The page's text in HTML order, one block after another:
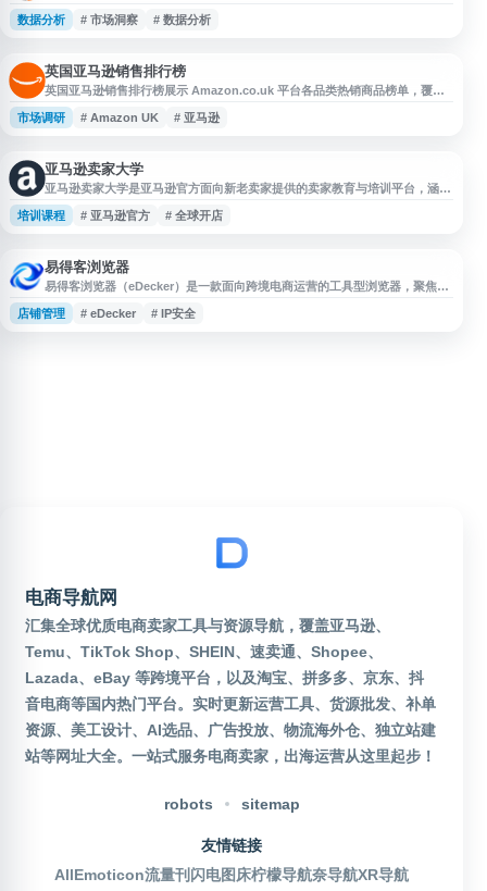
工具，主要用于市场洞察、类目趋势判断、商品机会筛选和运营复盘。它适合
国内电商、跨境电商、店群卖家及精细化运营团队，在选品、测款、补货、砍
资源。
数据分析 # 市场洞察 # 数据分析
英国亚马逊销售排行榜
英国亚马逊销售排行榜展示 Amazon.co.uk 平台各品类热销商品榜单，覆盖
图书、电子产品、家居、服饰、美妆、玩具等多个类别。用户可通过该页面查
看英国站实时或定期更新的畅销商品排名，了解热门产品、消费趋势和市场需
市场调研 # Amazon UK # 亚马逊
亚马逊卖家大学
亚马逊卖家大学是亚马逊官方面向新老卖家提供的卖家教育与培训平台，涵盖
卖家百科、官方直播、官方讲堂及亚太区卖家培训中心等内容。平台围绕亚马
逊全球开店、店铺运营、选品、物流、广告、合规等卖家全生命周期主题，提
培训课程 # 亚马逊官方 # 全球开店
易得客浏览器
易得客浏览器（eDecker）是一款面向跨境电商运营的工具型浏览器，聚焦多
平台店铺管理、IP安全、选品分析、爆款挖掘、Listing关键词优化等场景。
网站内容涵盖亚马逊、独立站、供应链、ERP、收款、VAT、物流、FBA、海
店铺管理 # eDecker # IP安全
电商导航网
汇集全球优质电商卖家工具与资源导航，覆盖亚马逊、
Temu、TikTok Shop、SHEIN、速卖通、Shopee、
Lazada、eBay 等跨境平台，以及淘宝、拼多多、京东、抖
音电商等国内热门平台。实时更新运营工具、货源批发、补单
资源、美工设计、AI选品、广告投放、物流海外仓、独立站建
站等网址大全。一站式服务电商卖家，出海运营从这里起步！
robots sitemap
友情链接
AllEmoticon流量刊 闪电图床柠檬导航奈导航XR导航